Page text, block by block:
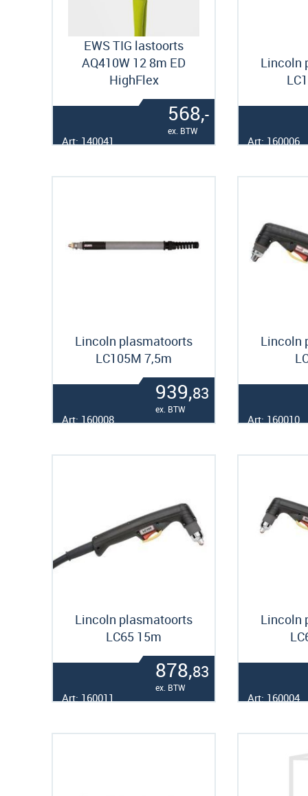
EWS TIG lastoorts
AQ410W 12 8m ED
HighFlex
568,-
ex. BTW
Art: 140041
Lincoln
Art: 160006
Lincoln plasmatoorts
LC105M 7,5m
939,83
ex. BTW
Art: 160008
Lincoln
Art: 160010
Lincoln plasmatoorts
LC65 15m
878,83
ex. BTW
Art: 160011
Lincoln
Art: 160004